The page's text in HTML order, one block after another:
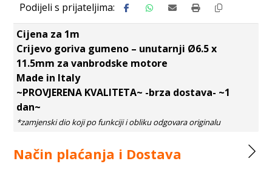
Cijena za 1m
Crijevo goriva gumeno – unutarnji Ø6.5 x
11.5mm za vanbrodske motore
Made in Italy
~PROVJERENA KVALITETA~ -brza dostava- ~1
dan~
Način plaćanja i Dostava